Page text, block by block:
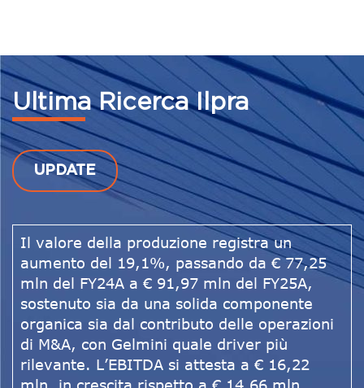
Ultima Ricerca Ilpra
UPDATE
Il valore della produzione registra un
aumento del 19,1%, passando da € 77,25
mln del FY24A a € 91,97 mln del FY25A,
sostenuto sia da una solida componente
organica sia dal contributo delle operazioni
di M&A, con Gelmini quale driver più
rilevante. L’EBITDA si attesta a € 16,22